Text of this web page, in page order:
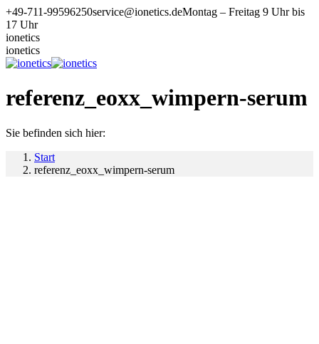
Zum
Inhalt
springen
+49-711-99596250service@ionetics.deMontag – Freitag 9 Uhr bis
17 Uhr
ionetics
ionetics
referenz_eoxx_wimpern-serum
Sie befinden sich hier:
Start
referenz_eoxx_wimpern-serum